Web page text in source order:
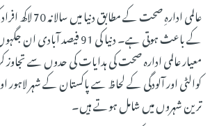
عالمی ادارہِ صحت
کے باعث ہوتی ہے۔ دنیا کی 91
معیار عالمی ادارہ صحت کی ہدایات کی حدوں سے
ترین شہروں میں شامل ہوتے ہیں۔